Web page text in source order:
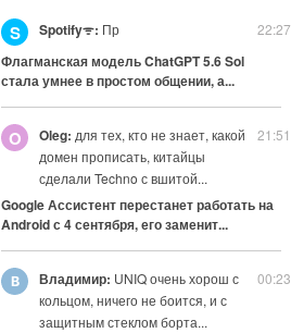
22:27
S Spotifyᯤ: Пр
Флагманская модель ChatGPT 5.6 Sol
стала умнее в простом общении, а...
21:51
O Oleg: для тех, кто не знает, какой
домен прописать, китайцы
сделали Techno с вшитой...
Google Ассистент перестанет работать на
Android с 4 сентября, его заменит...
00:23
Владимир: UNIQ очень хорош с
кольцом, ничего не боится, и с
защитным стеклом борта...